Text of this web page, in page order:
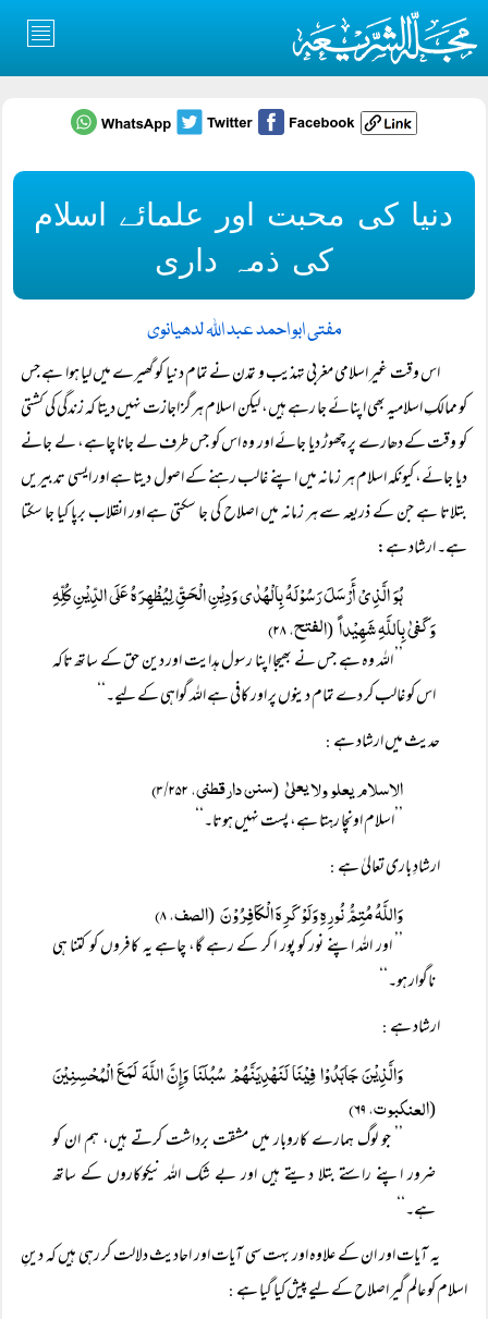
دنیا کی محبت اور علمائے اسلام
کی ذمہ داری
مفتی ابو احمد عبد اللہ لدھیانوی
اس وقت غیر اسلامی مغربی تہذیب و تمدن نے تمام دنیا کو گھیرے میں لیا ہوا ہے جس
کو ممالکِ اسلامیہ بھی اپنائے جا رہے ہیں، لیکن اسلام ہرگز اجازت نہیں دیتا کہ زندگی کی کشتی
کو وقت کے دھارے پر چھوڑ دیا جائے اور وہ اس کو جس طرف لے جانا چاہے، لے جانے
دیا جائے، کیونکہ اسلام ہر زمانہ میں اپنے غالب رہنے کے اصول دیتا ہے اور ایسی تدبیریں
بتلاتا ہے جن کے ذریعہ سے ہر زمانہ میں اصلاح کی جا سکتی ہے اور انقلاب برپا کیا جا سکتا
ہے۔ ارشاد ہے:
ہُوَ الَّذِیْ أَرْسَلَ رَسُوْلَہُ بِالْہُدٰی وَدِیْنِ الْحَقِّ لِیُظْہِرَہُ عَلَی الدِّیْنِ کُلِّہِ
وَکَفیٰ بِاللَّہِ شَہِیْداً(الفتح، ۲۸)
’’ اللہ وہ ہے جس نے بھیجا اپنا رسول ہدایت اور دین حق کے ساتھ تاکہ
اس کو غالب کر دے تمام دینوں پر اور کافی ہے اللہ گواہی کے لیے۔‘‘
حدیث میں ارشاد ہے :
الاسلام یعلو ولا یعلیٰ(سنن دارقطنی، ۳/۲۵۲)
’’اسلام اونچا رہتا ہے، پست نہیں ہوتا۔‘‘
ارشادِ باری تعالیٰ ہے :
وَاللَّہُ مُتِمُّ نُورِہِ وَلَوْ کَرِہَ الْکَافِرُوْنَ(الصف، ۸)
’’ اور اللہ اپنے نور کو پور ا کر کے رہے گا، چاہے یہ کافروں کو کتنا ہی
ناگوار ہو۔‘‘
ارشاد ہے :
وَالَّذِیْنَ جَاہَدُوْا فِیْنَا لَنَہْدِیَنَّہُمْ سُبُلَنَا وَإِنَّ اللَّہَ لَمَعَ الْمُحْسِنِیْنَ
(العنکبوت، ۶۹)
’’ جو لوگ ہمارے کاروبار میں مشقت برداشت کرتے ہیں، ہم ان کو
ضرور اپنے راستے بتلا دیتے ہیں اور بے شک اللہ نیکوکاروں کے ساتھ
ہے۔‘‘
یہ آیات اور ان کے علاوہ اور بہت سی آیات اور احادیث دلالت کر رہی ہیں کہ دینِ
اسلام کو عالم گیر اصلاح کے لیے پیش کیا گیا ہے :